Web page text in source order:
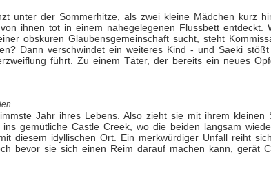
unter der Sommerhitze, als zwei kleine Mädchen kurz
ihnen tot in einem nahegelegenen Flussbett entdeckt.
obskuren Glaubensgemeinschaft sucht, steht
Dann verschwindet ein weiteres Kind - und Saeki
führt. Zu einem Täter, der bereits ein neues
Jahr ihres Lebens. Also zieht sie mit ihrem
gemütliche Castle Creek, wo die beiden langsam
diesem idyllischen Ort. Ein merkwürdiger Unfall reiht
bevor sie sich einen Reim darauf machen kann, gerät